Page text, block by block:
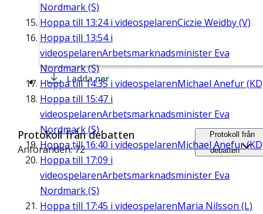
Nordmark (S)
Hoppa till 13:24i videospelarenCiczie Weidby (V)
Hoppa till 13:54i
videospelarenArbetsmarknadsminister Eva
Nordmark (S)
Hoppa till14:35 i videospelarenMichael Anefur
Hoppa till 15:47 i
videospelarenArbetsmarknadsminister Eva
Nordmark (S)
Hoppa till16:40 i videospelarenMichael Anefur
Hoppa till 17:09 i
videospelarenArbetsmarknadsminister Eva
Nordmark (S)
Hoppa till 17:45 i videospelarenMaria Nilsson (L)
Ladda ner
Protokoll från debatten
Anföranden: 72
Protokoll från
debatten